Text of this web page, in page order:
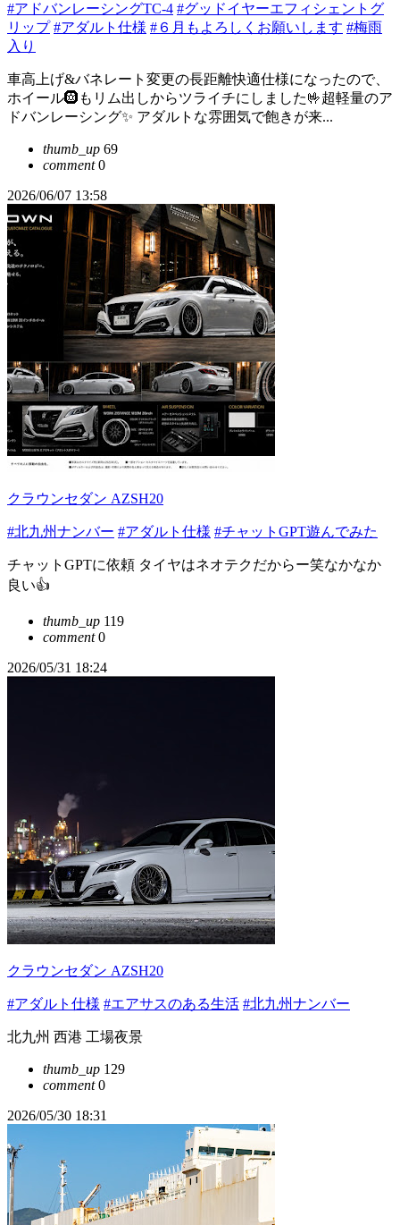
#アドバンレーシングTC-4 #グッドイヤーエフィシェントグ
リップ #アダルト仕様 #６月もよろしくお願いします #梅雨
入り
車高上げ&バネレート変更の長距離快適仕様になったので、
ホイール🛞もリム出しからツライチにしました🤟超軽量のア
ドバンレーシング✨ アダルトな雰囲気で飽きが来...
thumb_up 69
comment0
2026/06/07 13:58
クラウンセダン AZSH20
#北九州ナンバー #アダルト仕様 #チャットGPT遊んでみた
チャットGPTに依頼 タイヤはネオテクだからー笑なかなか
良い👍
thumb_up 119
comment0
2026/05/31 18:24
クラウンセダン AZSH20
#アダルト仕様 #エアサスのある生活 #北九州ナンバー
北九州 西港 工場夜景
thumb_up 129
comment0
2026/05/30 18:31